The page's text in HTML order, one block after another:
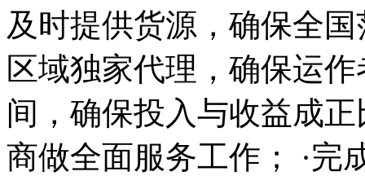
及时提供货源，确保全
区域独家代理，确保运
间，确保投入与收益成
商做全面服务工作； ·完